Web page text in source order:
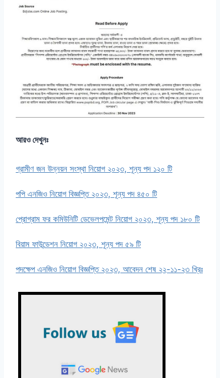
আরও দেখুনঃ
গ্রামীণ জন উন্নয়ন সংস্থা নিয়োগ ২০২৩, শূন্য পদ ১২০ টি
পপি এনজিও নিয়োগ বিজ্ঞপ্তি ২০২৩, শূন্য পদ ৪৫০ টি
প্রোগ্রাম ফর কমিউনিটি ডেভেলপমেন্ট নিয়োগ ২০২৩, শূন্য পদ ১৮০ টি
বিয়াম ফাউন্ডেশন নিয়োগ ২০২৩, শূন্য পদ ৫৯ টি
পদক্ষেপ এনজিও নিয়োগ বিজ্ঞপ্তি ২০২৩, আবেদন শেষ ২২-১১-২৩ খ্রিঃ